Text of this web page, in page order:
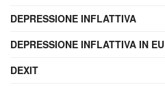
DEPRESSIONE INFLATTIVA
DEPRESSIONE INFLATTIVA IN EU
DEXIT